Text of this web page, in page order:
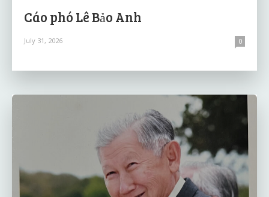
Cáo phó Lê Bảo Anh
July 31, 2026 0